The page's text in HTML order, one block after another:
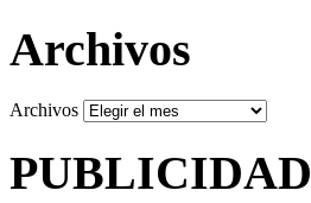
Archivos
Archivos
PUBLICIDAD